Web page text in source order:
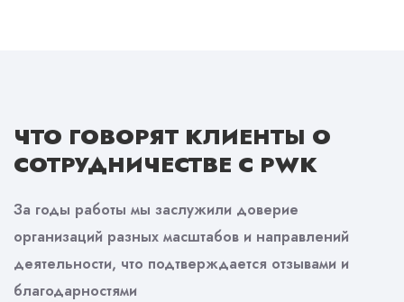
ЧТО ГОВОРЯТ КЛИЕНТЫ О
СОТРУДНИЧЕСТВЕ С PWK
За годы работы мы заслужили доверие
организаций разных масштабов и направлений
деятельности, что подтверждается отзывами и
благодарностями